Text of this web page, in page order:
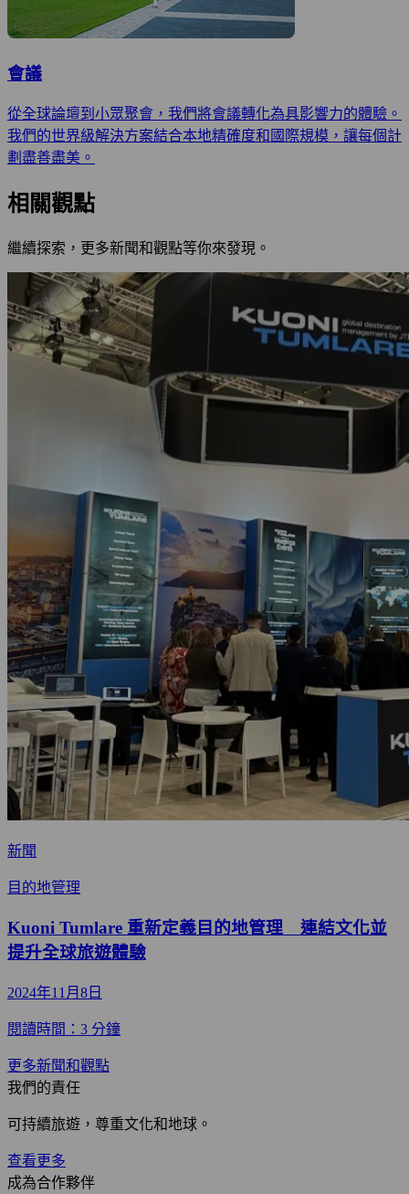
會議
從全球論壇到小眾聚會，我們將會議轉化為具影響力的體驗。
我們的世界級解決方案結合本地精確度和國際規模，讓每個計
劃盡善盡美。
相關觀點
繼續探索，更多新聞和觀點等你來發現。
新聞
目的地管理
Kuoni Tumlare 重新定義目的地管理 連結文化並
提升全球旅遊體驗
2024年11月8日
閱讀時間：3 分鐘
更多新聞和觀點
我們的責任
可持續旅遊，尊重文化和地球。
查看更多
成為合作夥伴